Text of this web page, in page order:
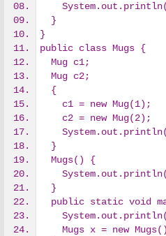
  }
}
public class Mugs {
  Mug c1;
  Mug c2;
  {
    c1 = new Mug(1);
    c2 = new Mug(2);
  }
  Mugs() {
  }
public static void
Mugs x = new